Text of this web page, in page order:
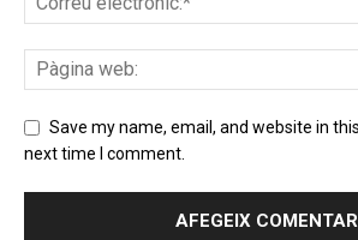
Save my name, email, and website in
next time I comment.